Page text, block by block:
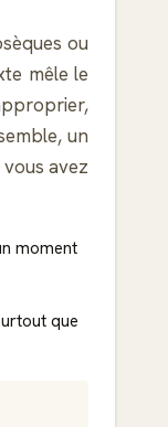
ou
mêle le
un
avez
moment
que